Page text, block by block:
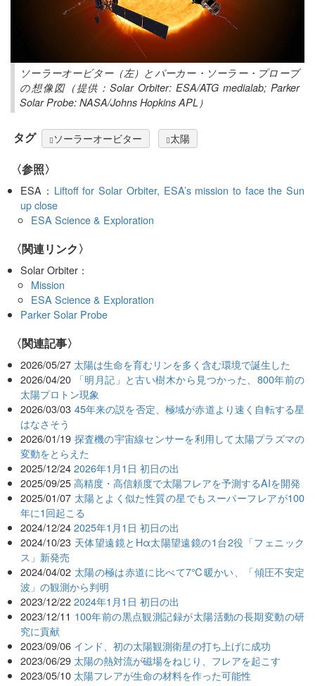
ソーラーオービター（左）とパーカー・ソーラー・プローブ
の想像図（提供：Solar Orbiter: ESA/ATG medialab; Parker
Solar Probe: NASA/Johns Hopkins APL）
タグ ソーラーオービター 太陽
〈参照〉
ESA： Liftoff for Solar Orbiter, ESA’s mission to face the Sun
up close
ESA Science & Exploration
〈関連リンク〉
Solar Orbiter：
Mission
ESA Science & Exploration
Parker Solar Probe
関連記事
2026/05/27 太陽は生命を育むリンを多く含む環境で誕生した
2026/04/20
「明月記」と古い樹木から見つかった、800年前の
太陽プロトン現象
2026/03/03 45年来の説を否定、極域が赤道より速く自転する星
はなさそう
2026/01/19 探査機の宇宙線センサーを利用して太陽プラズマの
変動をとらえた
2025/12/24 2026年1月1日 初日の出
2025/09/25 高精度・高信頼度で太陽フレアを予測するAIを開発
2025/01/07 太陽とよく似た性質の星でもスーパーフレアが100
年に1回起こる
2024/12/24 2025年1月1日 初日の出
2024/10/23 天体望遠鏡とHα太陽望遠鏡の1台2役「フェニック
ス」新発売
2024/04/02 太陽の極は赤道に比べて7℃暖かい、「傾圧不安定
波」の観測から判明
2023/12/22 2024年1月1日 初日の出
2023/12/11 100年前の黒点観測記録が太陽活動の長期変動の研
究に貢献
2023/09/06 インド、初の太陽観測衛星の打ち上げに成功
2023/06/29 太陽の熱対流が磁場をねじり、フレアを起こす
2023/05/10 太陽フレアが生命の材料を作った可能性